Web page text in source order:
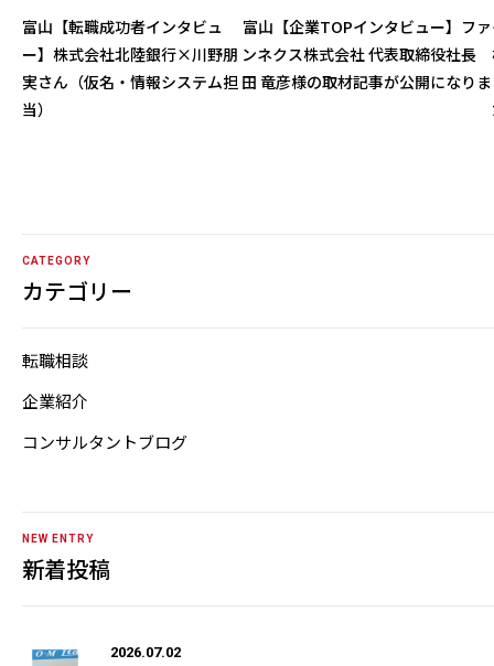
富山【転職成功者インタビュ
ー】株式会社北陸銀行×川野朋
実さん（仮名・情報システム担
当）
富山【企業TOPインタビュー】フ
ンネクス株式会社 代表取締役社長
田 竜彦様の取材記事が公開になり
CATEGORY
カテゴリー
転職相談
企業紹介
コンサルタントブログ
NEW ENTRY
新着投稿
2026.07.02